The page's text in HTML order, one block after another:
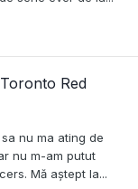
Red
nu ma ating de
nu m-am putut
Mă aștept la...